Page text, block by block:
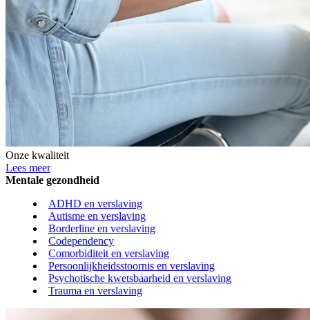
Onze kwaliteit
Lees meer
Mentale gezondheid
ADHD en verslaving
Autisme en verslaving
Borderline en verslaving
Codependency
Comorbiditeit en verslaving
Persoonlijkheidsstoornis en verslaving
Psychotische kwetsbaarheid en verslaving
Trauma en verslaving